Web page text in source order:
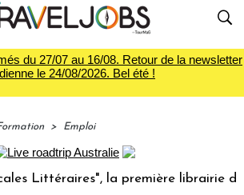
du 27/07 au 16/08. Retour de la newsletter
le 24/08/2026. Bel été !
> Emploi
la première librairie du voyage